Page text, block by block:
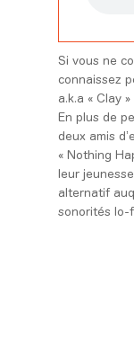
Si vous ne
connaissez
a.k.a « Clay
En plus de
deux amis
« Nothing
leur
alternatif
sonorités lo-